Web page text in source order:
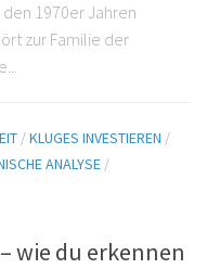
den 1970er Jahren
zur Familie der
/KLUGES INVESTIEREN /
ANALYSE /
wie du erkennen